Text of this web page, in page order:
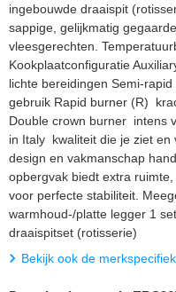
ingebouwde draaispit
sappige, gelijkmatig
vleesgerechten.
Kookplaatconfiguratie
lichte bereidingen Semi-rapid
gebruik Rapid burner (R) 
Double crown burner 
in Italy  kwaliteit die je ziet
design en vakmanschap
opbergvak biedt extra
voor perfecte stabiliteit.
warmhoud-/platte legger 1
draaispitset (rotisserie)
Bekijk ook de